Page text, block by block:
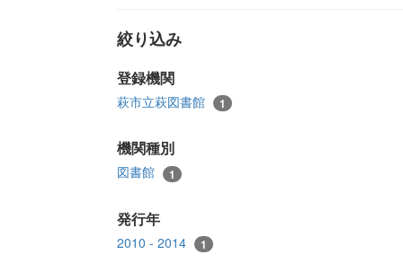
絞り込み
登録機関
萩市立萩図書館 1
機関種別
図書館 1
発行年
2010 - 2014 1